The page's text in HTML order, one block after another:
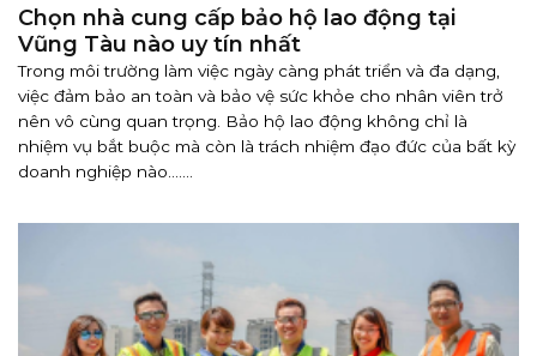
Chọn nhà cung cấp bảo hộ lao động tại
Vũng Tàu nào uy tín nhất
Trong môi trường làm việc ngày càng phát triển và đa dạng,
việc đảm bảo an toàn và bảo vệ sức khỏe cho nhân viên trở
nên vô cùng quan trọng. Bảo hộ lao động không chỉ là
nhiệm vụ bắt buộc mà còn là trách nhiệm đạo đức của bất kỳ
doanh nghiệp nào.......